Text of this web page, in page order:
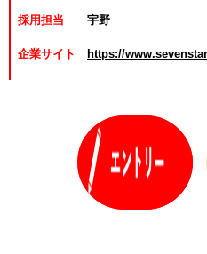
採用担当 宇野
企業サイト https://